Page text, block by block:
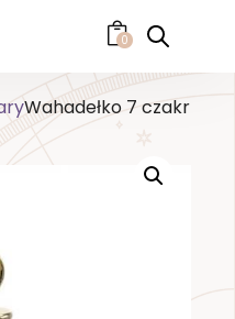
0
Wahadełko 7 czakr